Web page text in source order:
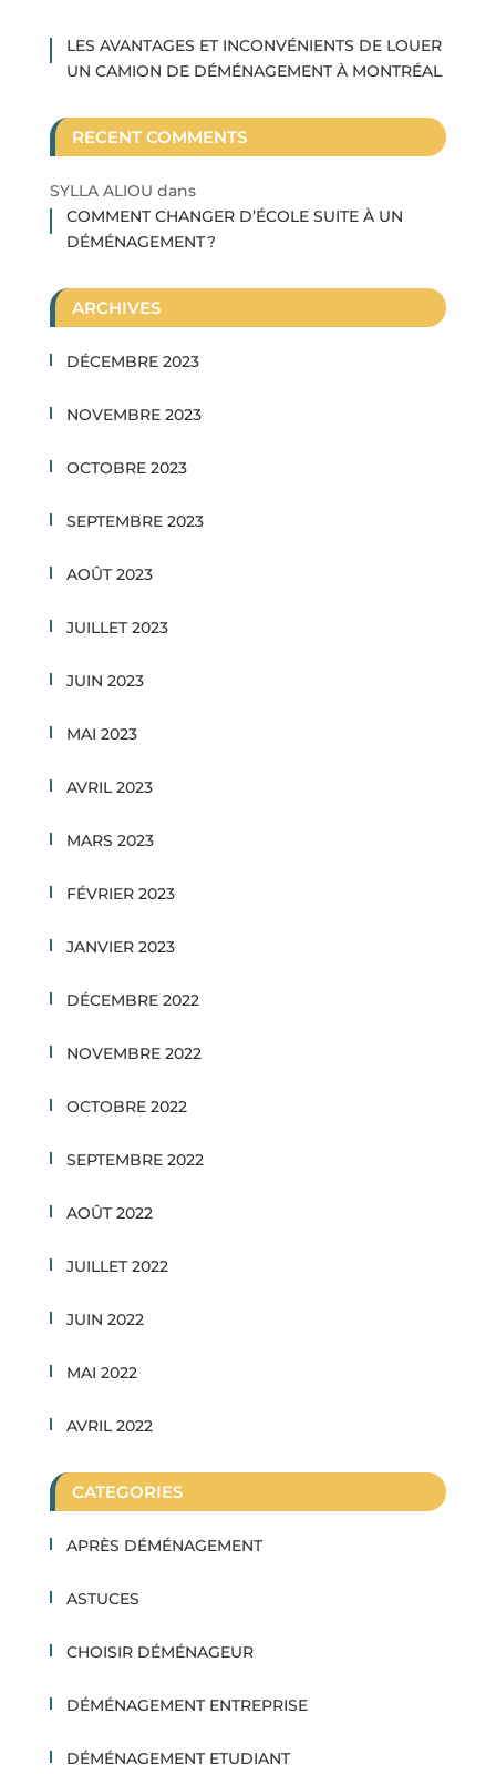
LES AVANTAGES ET INCONVÉNIENTS DE LOUER
UN CAMION DE DÉMÉNAGEMENT À MONTRÉAL
RECENT COMMENTS
SYLLA ALIOU dans
COMMENT CHANGER D’ÉCOLE SUITE À UN
DÉMÉNAGEMENT ?
ARCHIVES
DÉCEMBRE 2023
NOVEMBRE 2023
OCTOBRE 2023
SEPTEMBRE 2023
AOÛT 2023
JUILLET 2023
JUIN 2023
MAI 2023
AVRIL 2023
MARS 2023
FÉVRIER 2023
JANVIER 2023
DÉCEMBRE 2022
NOVEMBRE 2022
OCTOBRE 2022
SEPTEMBRE 2022
AOÛT 2022
JUILLET 2022
JUIN 2022
MAI 2022
AVRIL 2022
CATEGORIES
APRÈS DÉMÉNAGEMENT
ASTUCES
CHOISIR DÉMÉNAGEUR
DÉMÉNAGEMENT ENTREPRISE
DÉMÉNAGEMENT ETUDIANT